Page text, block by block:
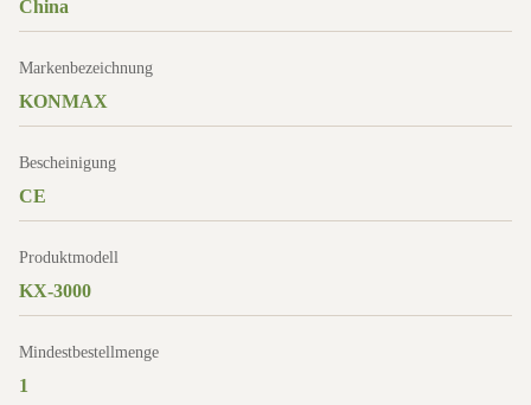
China
Markenbezeichnung
KONMAX
Bescheinigung
CE
Produktmodell
KX-3000
Mindestbestellmenge
1